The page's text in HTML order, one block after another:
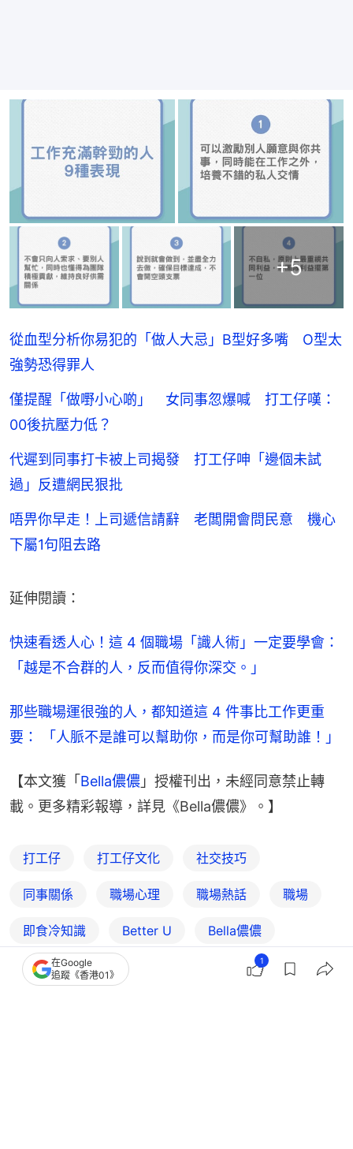
+5
從血型分析你易犯的「做人大忌」B型好多嘴 O型太
強勢恐得罪人
僅提醒「做嘢小心啲」 女同事忽爆喊 打工仔嘆：
00後抗壓力低？
代遲到同事打卡被上司揭發 打工仔呻「邊個未試
過」反遭網民狠批
唔畀你早走！上司遞信請辭 老闆開會問民意 機心
下屬1句阻去路
延伸閱讀：
快速看透人心！這 4 個職場「識人術」一定要學會：
「越是不合群的人，反而值得你深交。」
那些職場運很強的人，都知道這 4 件事比工作更重
要： 「人脈不是誰可以幫助你，而是你可幫助誰！」
【本文獲「 Bella儂儂 」授權刊出，未經同意禁止轉
載。更多精彩報導，詳見《Bella儂儂》。】
打工仔 打工仔文化 社交技巧
同事關係 職場心理 職場熱話 職場
即食冷知識 Better U Bella儂儂
在Google
追蹤《香港01》
1